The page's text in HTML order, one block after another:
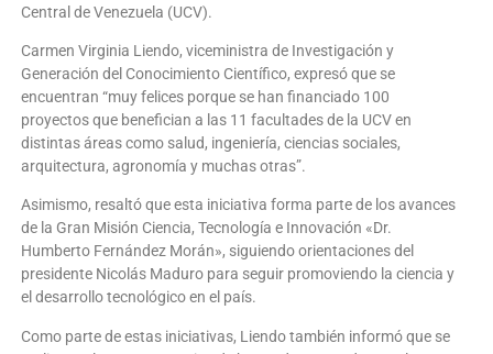
Central de Venezuela (UCV).
Carmen Virginia Liendo, viceministra de Investigación y
Generación del Conocimiento Científico, expresó que se
encuentran “muy felices porque se han financiado 100
proyectos que benefician a las 11 facultades de la UCV en
distintas áreas como salud, ingeniería, ciencias sociales,
arquitectura, agronomía y muchas otras”.
Asimismo, resaltó que esta iniciativa forma parte de los avances
de la Gran Misión Ciencia, Tecnología e Innovación «Dr.
Humberto Fernández Morán», siguiendo orientaciones del
presidente Nicolás Maduro para seguir promoviendo la ciencia y
el desarrollo tecnológico en el país.
Como parte de estas iniciativas, Liendo también informó que se